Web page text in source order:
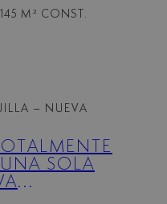
145 M² CONST.
– NUEVA
SOLA